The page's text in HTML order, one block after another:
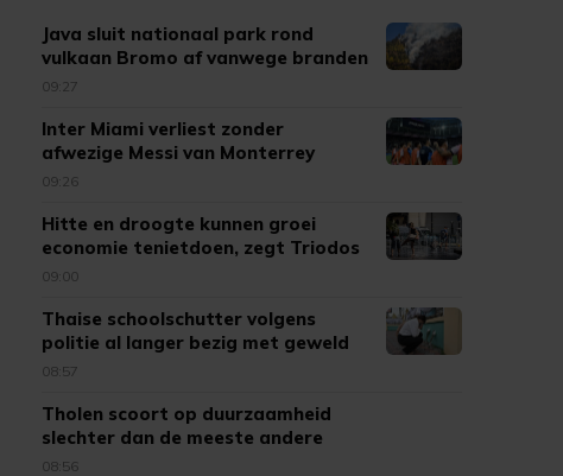
Java sluit nationaal park rond
vulkaan Bromo af vanwege branden
09:27
Inter Miami verliest zonder
afwezige Messi van Monterrey
09:26
Hitte en droogte kunnen groei
economie tenietdoen, zegt Triodos
09:00
Thaise schoolschutter volgens
politie al langer bezig met geweld
08:57
Tholen scoort op duurzaamheid
slechter dan de meeste andere
gemeenten
08:56